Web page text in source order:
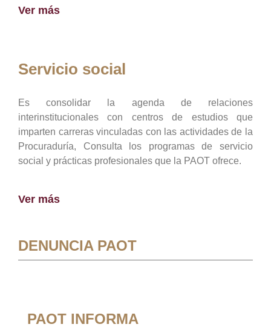
Ver más
Servicio social
Es consolidar la agenda de relaciones
interinstitucionales con centros de estudios que
imparten carreras vinculadas con las actividades de la
Procuraduría, Consulta los programas de servicio
social y prácticas profesionales que la PAOT ofrece.
Ver más
DENUNCIA PAOT
PAOT INFORMA